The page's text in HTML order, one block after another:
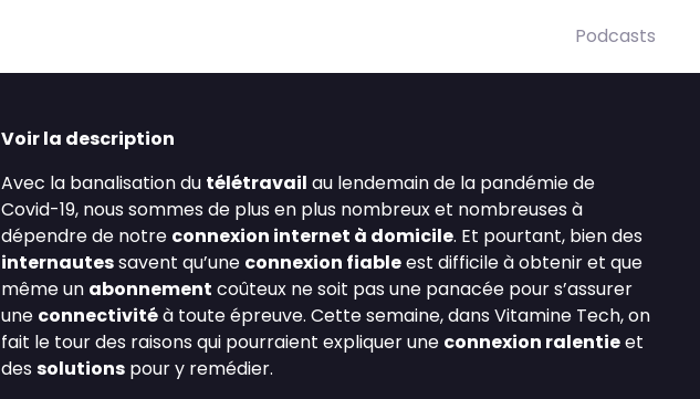
Podcasts
Voir la description
Avec la banalisation du télétravail au lendemain de la pandémie de
Covid-19, nous sommes de plus en plus nombreux et nombreuses à
dépendre de notre connexion internet à domicile. Et pourtant, bien des
internautessavent qu’une connexion fiableest difficile à obtenir et que
même un abonnement coûteux ne soit pas une panacée pour s’assurer
une connectivitéà toute épreuve. Cette semaine, dans Vitamine Tech, on
fait le tour des raisons qui pourraient expliquer une connexion ralentieet
des solutions pour y remédier.